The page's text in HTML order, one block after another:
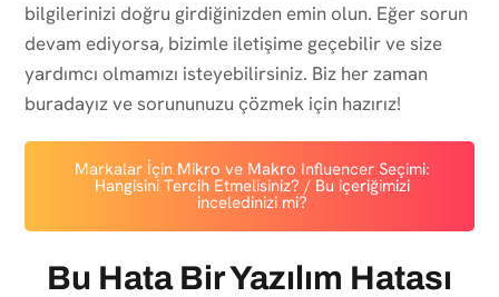
bilgilerinizi doğru girdiğinizden emin olun. Eğer sorun
devam ediyorsa, bizimle iletişime geçebilir ve size
yardımcı olmamızı isteyebilirsiniz. Biz her zaman
buradayız ve sorununuzu çözmek için hazırız!
Markalar İçin Mikro ve Makro Influencer Seçimi:
Hangisini Tercih Etmelisiniz? / Bu içeriğimizi
inceledinizi mi?
Bu Hata Bir Yazılım Hatası